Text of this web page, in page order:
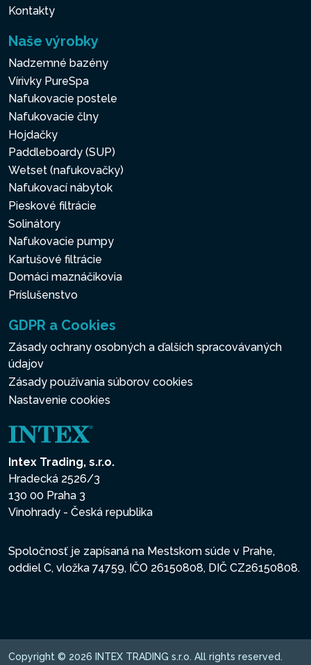
Kontakty
Naše výrobky
Nadzemné bazény
Vírivky PureSpa
Nafukovacie postele
Nafukovacie člny
Hojdačky
Paddleboardy (SUP)
Wetset (nafukovačky)
Nafukovací nábytok
Pieskové filtrácie
Solinátory
Nafukovacie pumpy
Kartušové filtrácie
Domáci maznáčikovia
Príslušenstvo
GDPR a Cookies
Zásady ochrany osobných a ďalších spracovávaných
údajov
Zásady používania súborov cookies
Nastavenie cookies
Intex Trading, s.r.o.
Hradecká 2526/3
130 00 Praha 3
Vinohrady - Česká republika
Spoločnosť je zapísaná na Mestskom súde v Prahe,
oddiel C, vložka 74759, IČO 26150808, DIČ CZ26150808.
Copyright © 2026 INTEX TRADING s.r.o. All rights reserved.